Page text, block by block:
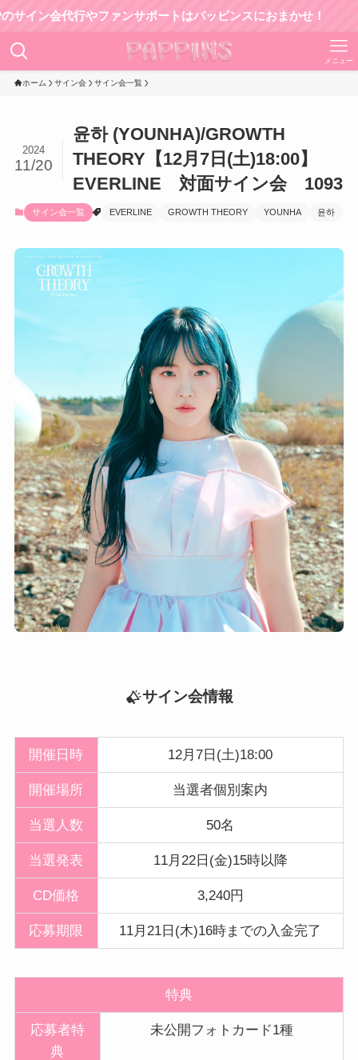
代行やファンサポートはパッピンスにおまかせ！
メニュー
ホーム サイン会 サイン会一覧
윤하 (YOUNHA)/GROWTH
THEORY【12月7日(土)18:00】
EVERLINE 対面サイン会 1093
2024
11/20
サイン会一覧 EVERLINE GROWTH THEORY YOUNHA 윤하
サイン会情報
開催日時 12月7日(土)18:00
開催場所 当選者個別案内
当選人数 50名
当選発表 11月22日(金)15時以降
CD価格 3,240円
応募期限 11月21日(木)16時までの入金完了
特典
応募者特
典
未公開フォトカード1種